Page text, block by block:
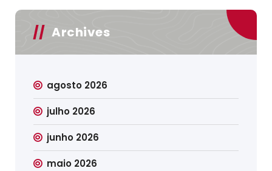
Archives
agosto 2026
julho 2026
junho 2026
maio 2026